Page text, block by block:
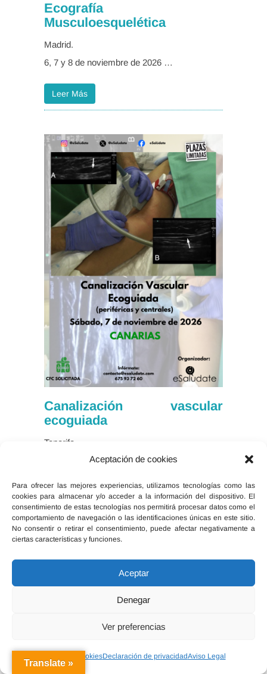
Aceptación de cookies
Para ofrecer las mejores experiencias, utilizamos tecnologías como las
cookies para almacenar y/o acceder a la información del dispositivo. El
consentimiento de estas tecnologías nos permitirá procesar datos como el
comportamiento de navegación o las identificaciones únicas en este sitio.
No consentir o retirar el consentimiento, puede afectar negativamente a
ciertas características y funciones.
Aceptar
Denegar
Ver preferencias
Política de cookiesDeclaración de privacidadAviso Legal
Ecografía
Musculoesquelética
Madrid.
6, 7 y 8 de noviembre de 2026 …
Leer Más
Canalización vascular
ecoguiada
Tenerife.
7 de noviembre de 2026.
Leer Más
Curso Intensivo de
Translate »